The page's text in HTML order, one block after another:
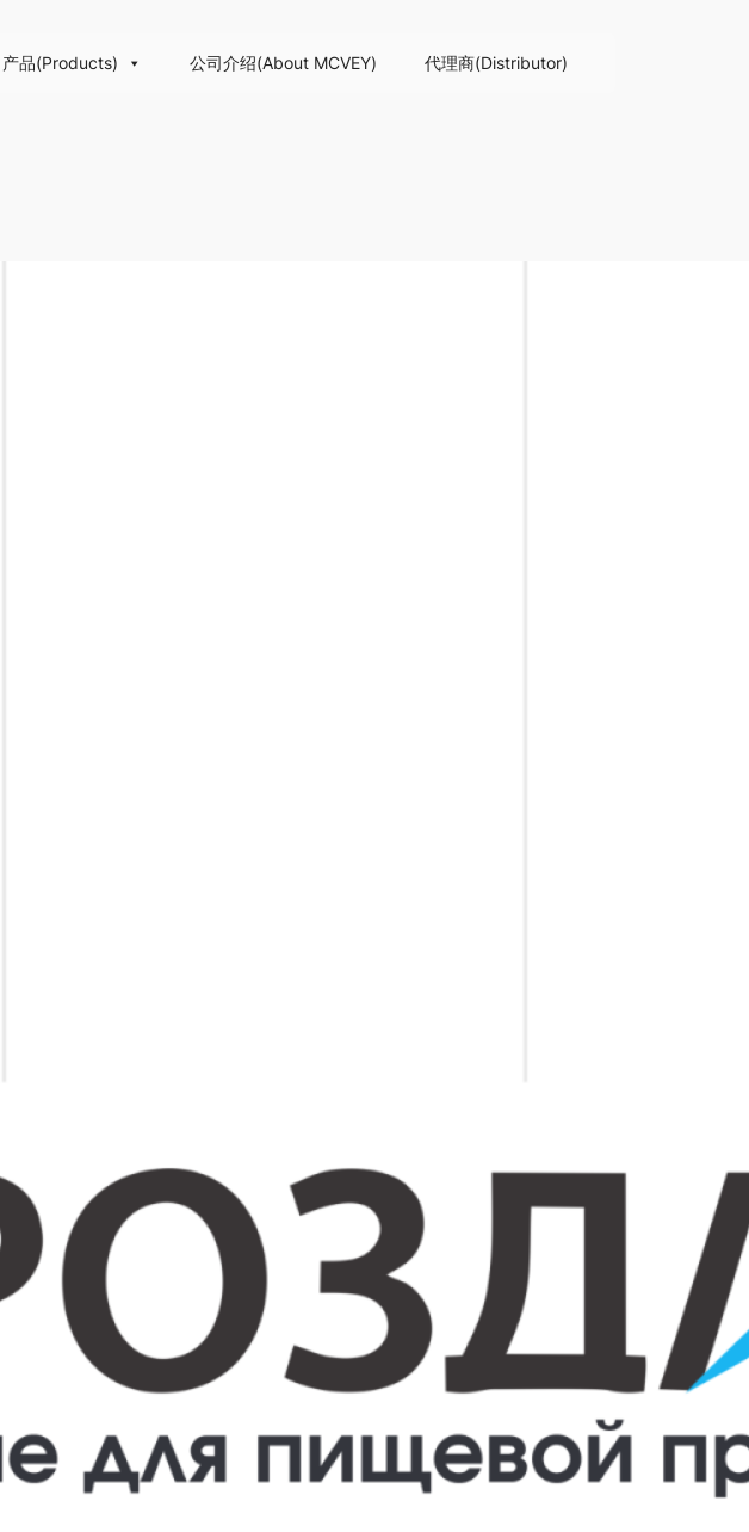
产品(Products) 公司介绍(About MCVEY) 代理商(Distributor)